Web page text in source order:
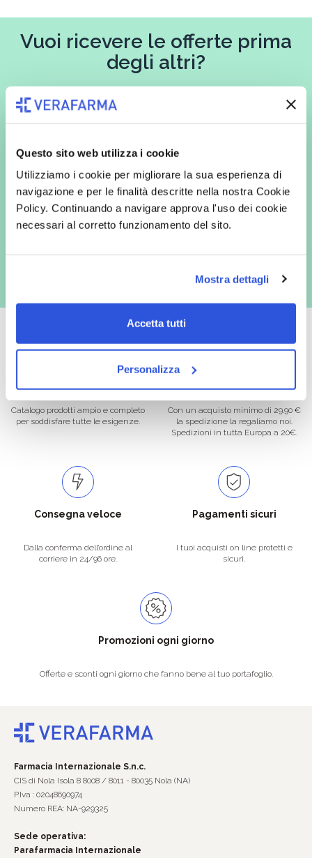
Questo sito web utilizza i cookie
Utilizziamo i cookie per migliorare la sua esperienza di
navigazione e per le finalità descritte nella nostra Cookie
Policy. Continuando a navigare approva l'uso dei cookie
necessari al corretto funzionamento del sito.
Mostra dettagli
Accetta tutti
Personalizza
Vuoi ricevere le offerte prima
degli altri?
Iscriviti alla newsletter
redatta ai sensi del Regolamento EU 2016/679, acconsento
espressamente al trattamento dei miei dati personali per finalità
commerciali da parte di Verafarma, tra cui invio di comunicazioni
marketing (con modalità telematiche - quali ad es. newsletter ed e-mail
con inviti e comunicazioni commerciali - e modalità tradizionali, quali ad
Oltre 50.000 prodotti
Catalogo prodotti ampio e completo
per soddisfare tutte le esigenze.
Spedizione gratuita
Con un acquisto minimo di 29.90 €
la spedizione la regaliamo noi.
Spedizioni in tutta Europa a 20€.
Consegna veloce
Dalla conferma dell’ordine al
corriere in 24/96 ore.
Pagamenti sicuri
I tuoi acquisti on line protetti e
sicuri.
Promozioni ogni giorno
Offerte e sconti ogni giorno che fanno bene al tuo portafoglio.
Farmacia Internazionale S.n.c.
CIS di Nola Isola 8 8008 / 8011 - 80035 Nola (NA)
P.Iva : 02048690974
Numero REA: NA-929325
Sede operativa:
Parafarmacia Internazionale